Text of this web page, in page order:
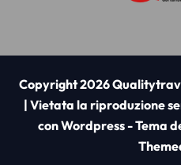
Copyright 2026
| Vietata la riproduzione
con Wordpress - Tema